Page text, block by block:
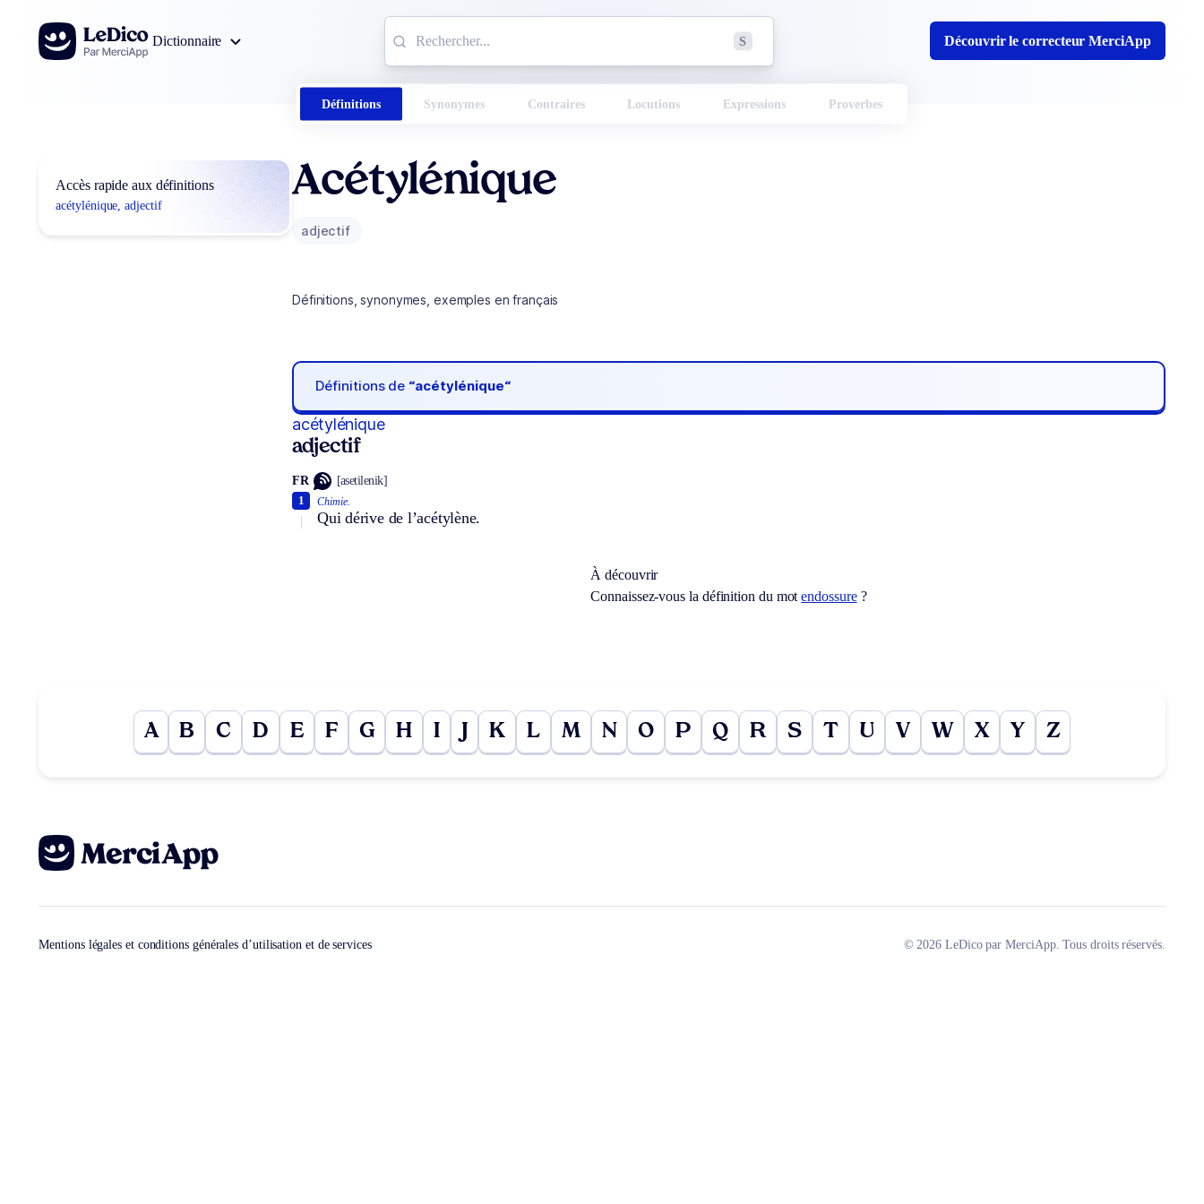
Aller au contenu
Dictionnaire
S Découvrir le correcteur MerciApp
Définitions Synonymes Contraires Locutions Expressions Proverbes
Accès rapide aux définitions
acétylénique, adjectif
Acétylénique
adjectif
Définitions, synonymes, exemples en français
Définitions de “acétylénique“
acétylénique
adjectif
FR [asetilenik]
Chimie.
Qui dérive de l’acétylène.
1
À découvrir
Connaissez-vous la définition du motendossure?
A B C D E F G H I K L M N O P Q R S T U V W X Y Z
Mentions légales et conditions générales d’utilisation et de services © 2026 LeDico par MerciApp. Tous droits réservés.